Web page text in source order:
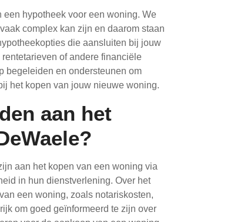
hypotheek voor een woning. We
complex kan zijn en daarom staan
die aansluiten bij jouw
of andere financiële
begeleiden en ondersteunen om
het kopen van jouw nieuwe woning.
aan het
aan het kopen van een woning via
in hun dienstverlening. Over het
een woning, zoals notariskosten,
om goed geïnformeerd te zijn over